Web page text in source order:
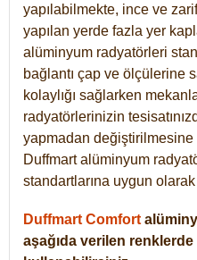
yapılabilmekte, ince ve
yapılan yerde fazla yer
alüminyum radyatörleri
bağlantı çap ve ölçülerine
kolaylığı sağlarken
radyatörlerinizin
yapmadan değiştirilmesine
Duffmart alüminyum
standartlarına uygun
Duffmart Comfort
aşağıda verilen